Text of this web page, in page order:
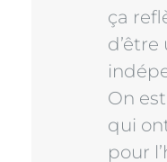
On
qui
pour